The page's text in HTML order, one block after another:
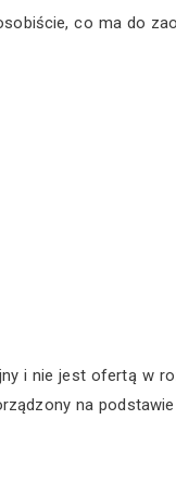
co ma do
i nie jest ofertą w
na